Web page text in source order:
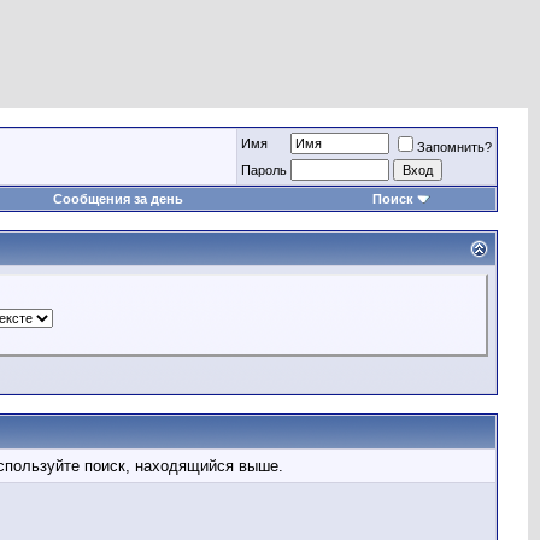
Имя
Запомнить?
Пароль
Сообщения за день Поиск
поиск, находящийся выше.